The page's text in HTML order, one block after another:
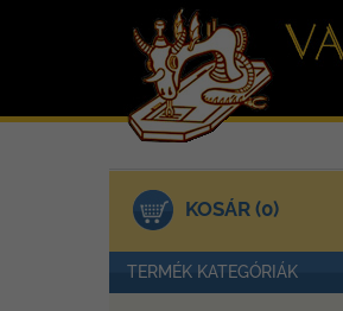
KOSÁR (0)
TERMÉK KATEGÓRIÁK